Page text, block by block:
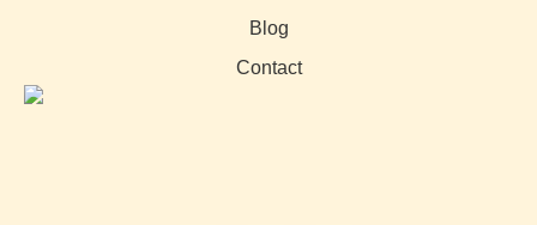
Blog
Contact